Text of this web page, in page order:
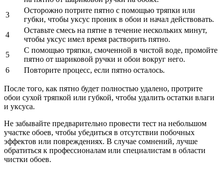
3
Осторожно потрите пятно с помощью тряпки или
губки, чтобы уксус проник в обои и начал действовать.
4
Оставьте смесь на пятне в течение нескольких минут,
чтобы уксус имел время растворить пятно.
5
С помощью тряпки, смоченной в чистой воде, промойте
пятно от шариковой ручки и обои вокруг него.
6
Повторите процесс, если пятно осталось.
После того, как пятно будет полностью удалено, протрите
обои сухой тряпкой или губкой, чтобы удалить остатки влаги
и уксуса.
Не забывайте предварительно провести тест на небольшом
участке обоев, чтобы убедиться в отсутствии побочных
эффектов или повреждениях. В случае сомнений, лучше
обратиться к профессионалам или специалистам в области
чистки обоев.